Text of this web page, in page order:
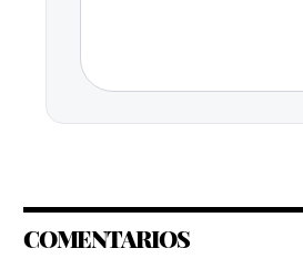
COMENTARIOS